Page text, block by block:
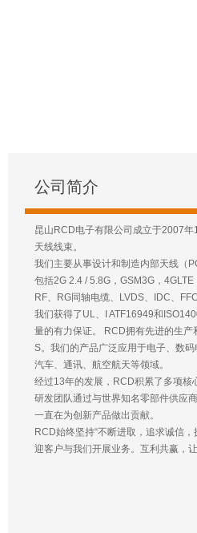
公司简介
昆山RCD电子有限公司成立于2007年
天线线束。
我们主要从事设计和制造内部天线（
包括2G 2.4 / 5.8G，GSM3G，
RF、RG同轴电缆、LVDS、IDC、
我们获得了UL、I ATF16949和
量的有力保证。 RCD拥有先进的生产
S。我们的产品广泛应用于电子、数码
汽车、通讯、航空航天等领域。
经过13年的发展，RCD积累了多项核
研发团队通过与世界知名零部件供应
一直在为创新产品做出贡献。
RCD始终坚持“不断进取，追求诚信
迎客户与我们开展业务。互利共赢，让